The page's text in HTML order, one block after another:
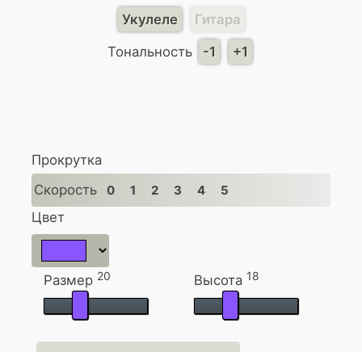
Укулеле
Гитара
Тональность
-1 +1
Прокрутка
Скорость
0 1 2 3 4 5
Цвет
Размер 20 Высота 18